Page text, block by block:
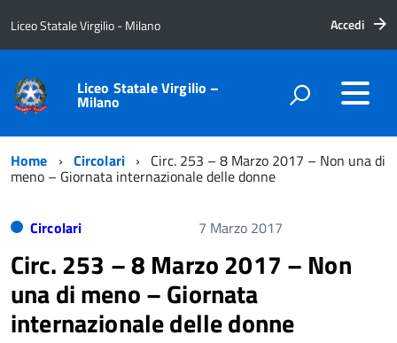
Liceo Statale Virgilio - Milano Accedi
Liceo Statale Virgilio –
Milano
Home Circolari Circ. 253 – 8 Marzo 2017 – Non una di
meno – Giornata internazionale delle donne
Circolari 7 Marzo 2017
Circ. 253 – 8 Marzo 2017 – Non
una di meno – Giornata
internazionale delle donne